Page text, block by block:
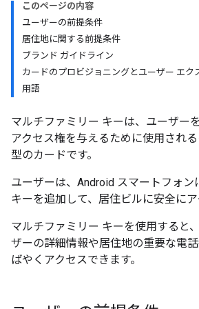
このページの内容
ユーザーの前提条件
居住地に関する前提条件
ブランド ガイドライン
カードのプロビジョニングとユーザー エク
用語
マルチファミリー キーは、ユーザー
アクセス権を与えるために使用され
型のカードです。
ユーザーは、Android スマートフォン
キーを追加して、居住ビルに安全にア
マルチファミリー キーを使用すると
ザーの詳細情報や居住地の重要な電
ばやくアクセスできます。